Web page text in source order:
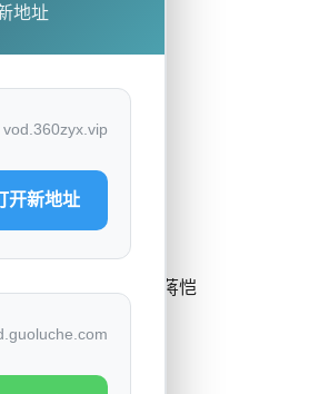
/ 吴施乐 / 高茂桐 / 蒋恺
地址
vod.360zyx.vip
开新地址